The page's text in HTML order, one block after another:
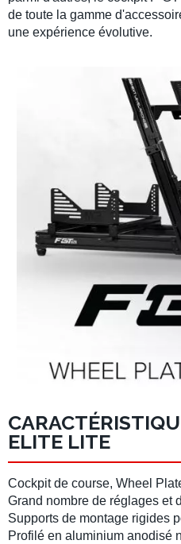
de toute la gamme d
une expérience évolutive.
ELITE LITE
Cockpit de course, Wheel
Grand nombre de réglages et
Supports de montage rigides
Profilé en aluminium anodisé